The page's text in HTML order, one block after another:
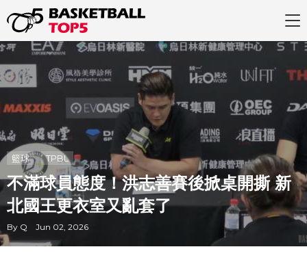
籃球 TPBL
不滿球員態度！洪志善賽後掀桌開撕 新
北國王更衣室又亂套了
By Q Jun 02, 2026